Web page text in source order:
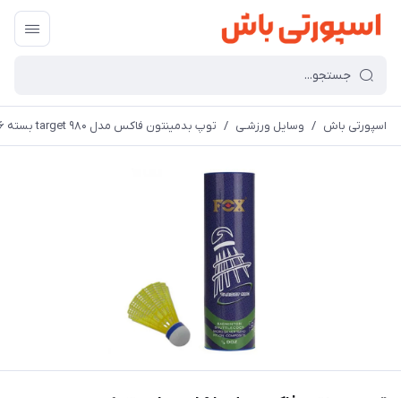
اسپورتی باش / وسایل ورزشـی / توپ بدمینتون فاکس مدل target ۹۸۰ بسته ۶ عددی